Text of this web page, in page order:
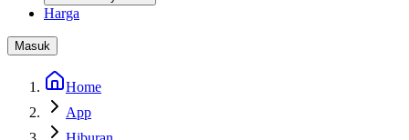
Harga
Masuk
Home
App